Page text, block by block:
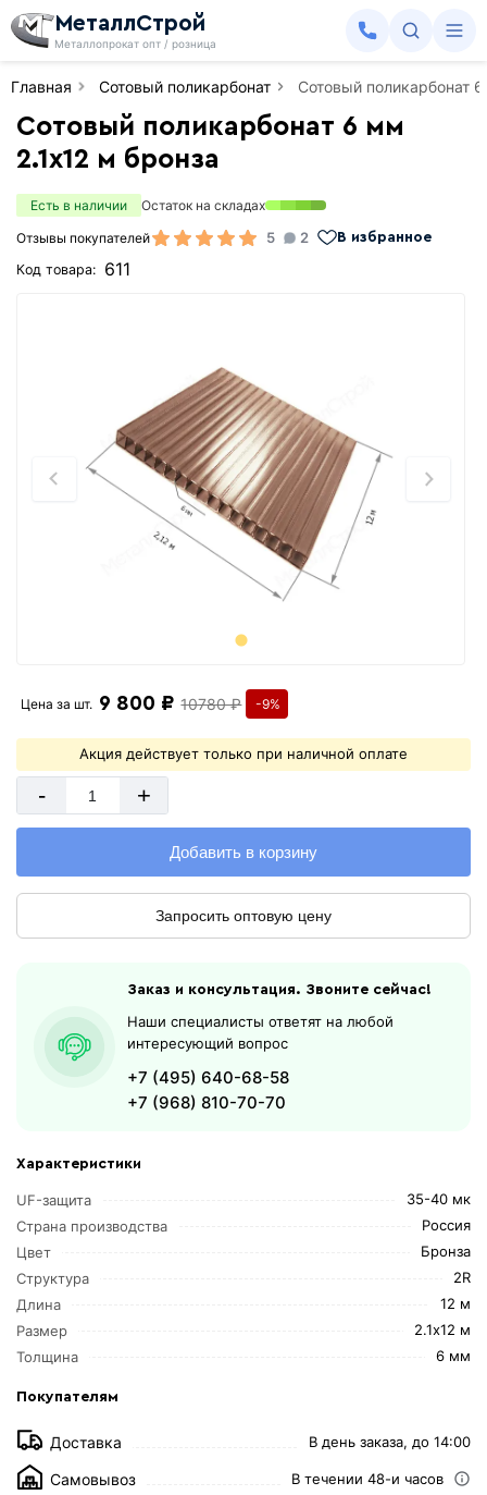
МеталлСтрой
Металлопрокат опт / розница
Главная Сотовый поликарбонат Сотовый поликарбонат
Сотовый поликарбонат 6 мм
2.1х12 м бронза
Есть в наличии
Остаток на складах
Отзывы покупателей
5 2 В избранное
Код товара: 611
Характеристики
UF-защита
35-40 мк
Страна производства
Россия
Цвет
Бронза
Структура
2R
Длина
12 м
Размер
2.1х12 м
Толщина
6 мм
Покупателям
Доставка В день заказа, до 14:00
Самовывоз В течении 48-и часов
Цена за шт. 9 800 ₽ 10780 ₽ -9%
Акция действует только при наличной оплате
- +
Добавить в корзину
Запросить оптовую цену
Заказ и консультация. Звоните сейчас!
Наши специалисты ответят на любой
интересующий вопрос
+7 (495) 640-68-58
+7 (968) 810-70-70